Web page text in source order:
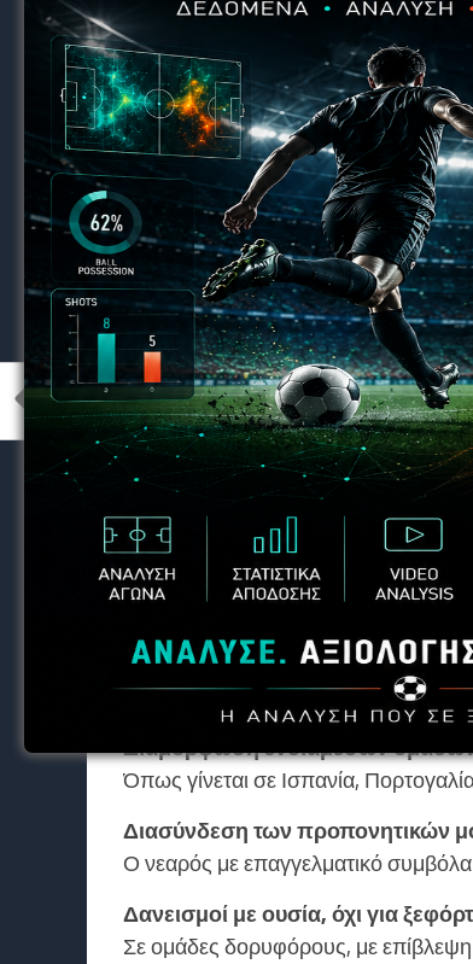
Εικόνα προς τα έξω:
Οι ανακοινώσεις επαγγελματικών
χωρίς απαραίτητα να υπάρχει ουσία
ποδοσφαιρική πολιτική.
Πίεση από περιβάλλοντα ή
Ορισμένες φορές οι ομάδες
παράγοντες για να μη χάσουν έναν
Οι συνέπειες του «χωρίς πλάνο»
Οι παίκτες μένουν στάσιμοι.
δεν εξελίσσονται.
Οι ομάδες δεν έχουν
στο γήπεδο ή οικονομικό όφελος.
Το κυπριακό ποδόσφαιρο δεν χτίζει
συνεχώς από εξωτερικές αγορές.
Τι θα έπρεπε να γίνει;
Ανάπτυξη ξεκάθαρης
Με στόχους, φάσεις, ατομικά πλάνα
Διαμόρφωση ενδιάμεσων
Όπως γίνεται σε Ισπανία,
Διασύνδεση των προπονητικών
Ο νεαρός με επαγγελματικό
Δανεισμοί με ουσία, όχι για
Σε ομάδες δορυφόρους, με επίβλεψη